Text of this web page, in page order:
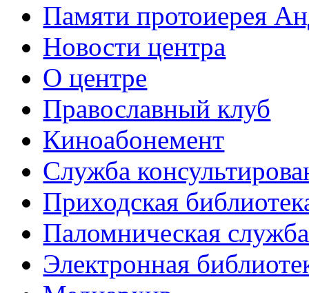
Памяти протоиерея
Новости центра
О центре
Православный клуб
Киноабонемент
Служба
Приходская
Паломническая служба
Электронная